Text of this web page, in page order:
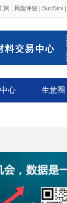
网 风险评级 SunSirs
心 生意圈